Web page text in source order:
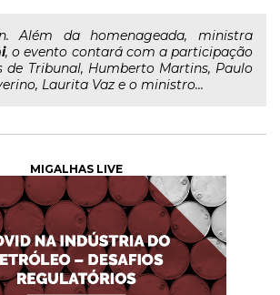
Além da homenageada, ministra
, o evento contará com a participação
de Tribunal, Humberto Martins, Paulo
Laurita Vaz e o ministro...
MIGALHAS LIVE